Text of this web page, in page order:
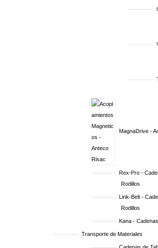
MagnaDrive -
Rex-Pro -
Rodillos
Link-Belt -
Rodillos
Kana -
Transporte de Materiales